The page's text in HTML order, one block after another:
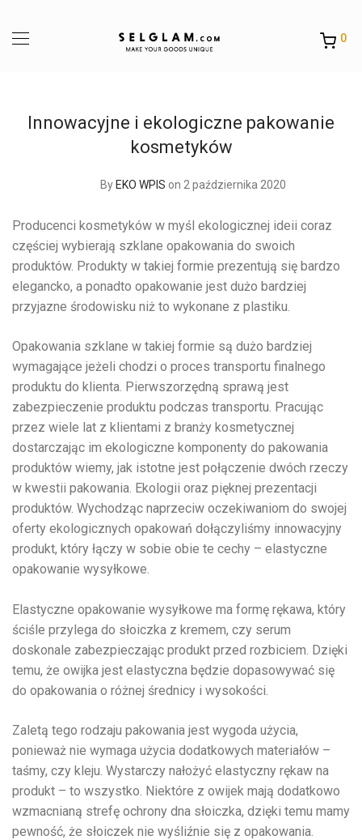
0
Innowacyjne i ekologiczne pakowanie
kosmetyków
By EKO WPIS on 2 października 2020
Producenci kosmetyków w myśl ekologicznej ideii coraz
częściej wybierają szklane opakowania do swoich
produktów. Produkty w takiej formie prezentują się bardzo
elegancko, a ponadto opakowanie jest dużo bardziej
przyjazne środowisku niż to wykonane z plastiku.
Opakowania szklane w takiej formie są dużo bardziej
wymagające jeżeli chodzi o proces transportu finalnego
produktu do klienta. Pierwszorzędną sprawą jest
zabezpieczenie produktu podczas transportu. Pracując
przez wiele lat z klientami z branży kosmetycznej
dostarczając im ekologiczne komponenty do pakowania
produktów wiemy, jak istotne jest połączenie dwóch rzeczy
w kwestii pakowania. Ekologii oraz pięknej prezentacji
produktów. Wychodząc naprzeciw oczekiwaniom do swojej
oferty ekologicznych opakowań dołączyliśmy innowacyjny
produkt, który łączy w sobie obie te cechy – elastyczne
opakowanie wysyłkowe.
Elastyczne opakowanie wysyłkowe ma formę rękawa, który
ściśle przylega do słoiczka z kremem, czy serum
doskonale zabezpieczając produkt przed rozbiciem. Dzięki
temu, że owijka jest elastyczna będzie dopasowywać się
do opakowania o różnej średnicy i wysokości.
Zaletą tego rodzaju pakowania jest wygoda użycia,
ponieważ nie wymaga użycia dodatkowych materiałów –
taśmy, czy kleju. Wystarczy nałożyć elastyczny rękaw na
produkt – to wszystko. Niektóre z owijek mają dodatkowo
wzmacnianą strefę ochrony dna słoiczka, dzięki temu mamy
pewność, że słoiczek nie wyśliźnie się z opakowania.